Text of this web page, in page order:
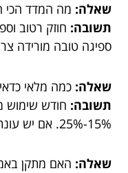
שאלה: מה המדד הכי
תשובה: חוזק רטוב
ספיגה טובה מורידה
שאלה: כמה מלאי
תשובה: חודש שימוש
15%-25%. אם יש עונתיות, תכננו בהתאם.
שאלה: האם מתקן